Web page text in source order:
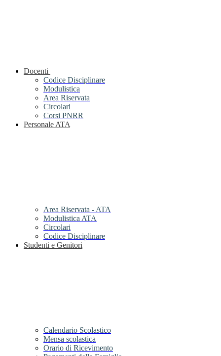
Docenti
Codice Disciplinare
Modulistica
Area Riservata
Circolari
Corsi PNRR
Personale ATA
Area Riservata - ATA
Modulistica ATA
Circolari
Codice Disciplinare
Studenti e Genitori
Calendario Scolastico
Mensa scolastica
Orario di Ricevimento